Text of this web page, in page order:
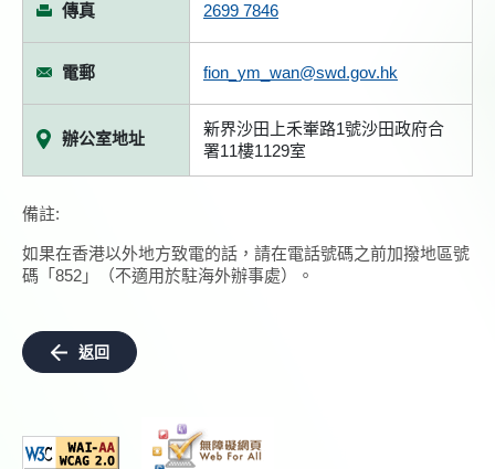
傳真 2699 7846
電郵 fion_ym_wan@swd.gov.hk
辦公室地址
新界沙田上禾輋路1號沙田政府合
署11樓1129室
備註:
如果在香港以外地方致電的話，請在電話號碼之前加撥地區號
碼「852」（不適用於駐海外辦事處）。
返回